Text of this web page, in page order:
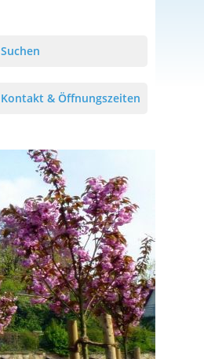
Suchen
Kontakt & Öffnungszeiten